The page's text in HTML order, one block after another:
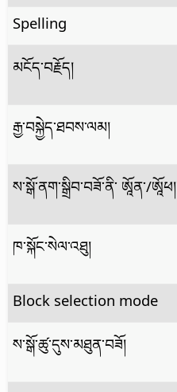
Spelling
མངོད་བརྗོད།
རྒྱ་བསྐྱེད་ཐབས་ལམ།
ས་སྒོ་ནག་སྒྲིབ་བཟོ་ནི་ ཨཱོན་/ཨཱོཕ།
ཁ་སྐོང་སེལ་འཐུ།
Block selection mode
ས་སྒོ་ཚུ་དུས་མཐུན་བཟོ།